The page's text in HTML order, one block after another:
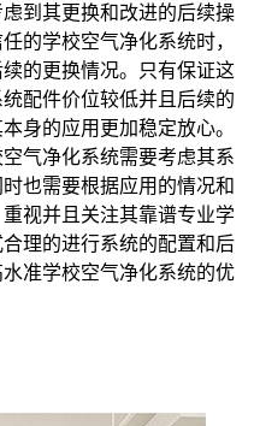
到其更换和改进的后续操
的学校空气净化系统时，
的更换情况。只有保证这
配件价位较低并且后续的
身的应用更加稳定放心。
气净化系统需要考虑其系
也需要根据应用的情况和
视并且关注其靠谱专业学
理的进行系统的配置和后
准学校空气净化系统的优